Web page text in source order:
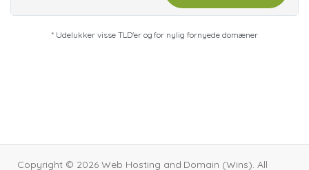
* Udelukker visse TLD'er og for nylig fornyede domæner
Copyright © 2026 Web Hosting and Domain (Wins). All